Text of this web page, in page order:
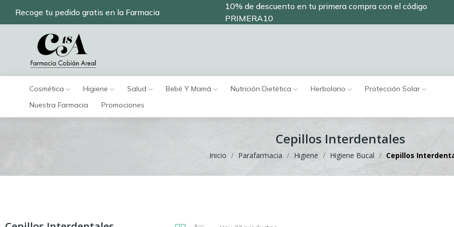
Recoge tu pedido gratis en la Farmacia
10% de descuento en tu primera compra con el código
PRIMERA10
Cosmética Higiene Salud Bebé Y Mamá Nutrición Dietética Herbolario
Protección Solar
Nuestra Farmacia
Promociones
Cepillos Interdentales
Inicio Parafarmacia Higiene Higiene Bucal Cepillos